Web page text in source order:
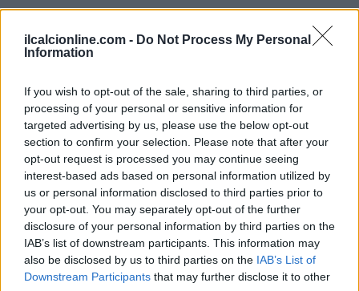
ilcalcionline.com - Do Not Process My Personal
Information
If you wish to opt-out of the sale, sharing to third parties, or
processing of your personal or sensitive information for
targeted advertising by us, please use the below opt-out
section to confirm your selection. Please note that after your
opt-out request is processed you may continue seeing
interest-based ads based on personal information utilized by
us or personal information disclosed to third parties prior to
your opt-out. You may separately opt-out of the further
disclosure of your personal information by third parties on the
IAB’s list of downstream participants. This information may
also be disclosed by us to third parties on the IAB’s List of
Downstream Participants that may further disclose it to other
Continua a leggere
CAMPIONATI E COMPETIZIONI